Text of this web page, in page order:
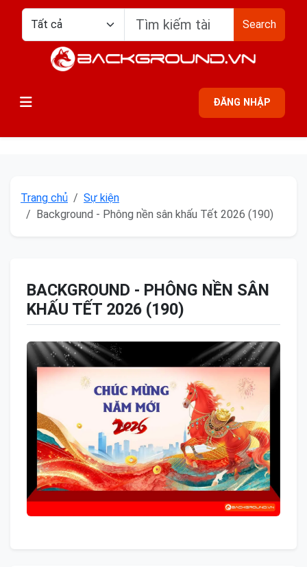
Search
ĐĂNG NHẬP
Trang chủ
Sự kiện
Background - Phông nền sân khấu Tết 2026 (190)
BACKGROUND - PHÔNG NỀN SÂN
KHẤU TẾT 2026 (190)